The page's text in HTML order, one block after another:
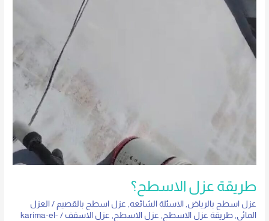
طريقة عزل الاسطح؟
عزل اسطح بالرياض, الاسئلة الشائعه, عزل اسطح بالقصيم / العزل
المائي,طريقة عزل الاسطح , عزل الاسطح , عزل الاسقف /
karima-el-